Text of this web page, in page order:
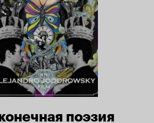
поэзия